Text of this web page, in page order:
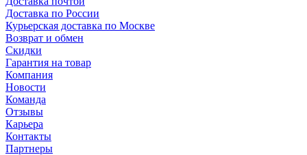
Доставка по России
Курьерская доставка по Москве
Возврат и обмен
Скидки
Гарантия на товар
Компания
Новости
Команда
Отзывы
Карьера
Контакты
Партнеры